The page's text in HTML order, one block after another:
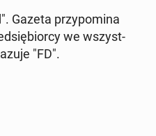
Gazeta przy­po­mi­na
we wszyst­
"FD".